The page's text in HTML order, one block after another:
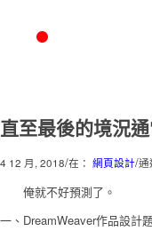
直至最後的境況
4 12 月, 2018/在： 網頁設計/通
俺就不好預測了。
一、DreamWeaver作品設計